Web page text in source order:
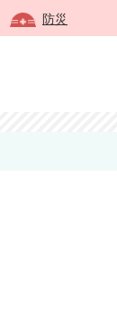
防災